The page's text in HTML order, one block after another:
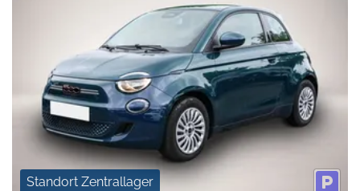
Standort Zentrallager